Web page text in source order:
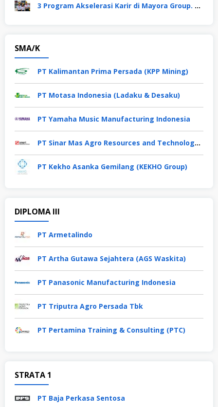
3 Program Akselerasi Karir di Mayora Group. Apa Saja? Berikut Penjelasannya
SMA/K
PT Kalimantan Prima Persada (KPP Mining)
PT Motasa Indonesia (Ladaku & Desaku)
PT Yamaha Music Manufacturing Indonesia
PT Sinar Mas Agro Resources and Technology Tbk
PT Kekho Asanka Gemilang (KEKHO Group)
DIPLOMA III
PT Armetalindo
PT Artha Gutawa Sejahtera (AGS Waskita)
PT Panasonic Manufacturing Indonesia
PT Triputra Agro Persada Tbk
PT Pertamina Training & Consulting (PTC)
STRATA 1
PT Baja Perkasa Sentosa